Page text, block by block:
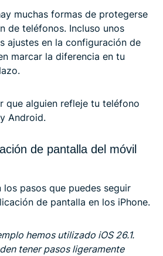
muchas formas de protegerse
de teléfonos. Incluso unos
ajustes en la configuración de
marcar la diferencia en tu
que alguien refleje tu teléfono
Android.
de pantalla del móvil
los pasos que puedes seguir
de pantalla en los iPhone.
hemos utilizado iOS 26.1.
tener pasos ligeramente